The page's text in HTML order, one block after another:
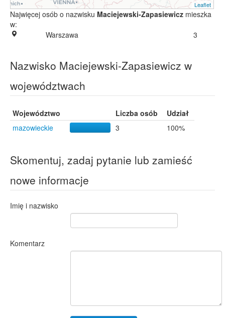
Leaflet
Najwięcej osób o nazwisku Maciejewski-Zapasiewicz mieszka
w:
Warszawa
3
Nazwisko Maciejewski-Zapasiewicz w
województwach
Województwo Liczba osób
Udział
mazowieckie
3 100%
Skomentuj, zadaj pytanie lub zamieść
nowe informacje
Imię i nazwisko
Komentarz